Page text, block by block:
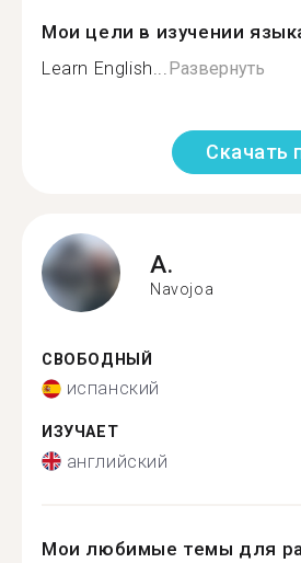
Мои цели в изучении
Learn English... Развернуть
Скачать
A.
Navojoa
СВОБОДНЫЙ
испанский
ИЗУЧАЕТ
английский
Мои любимые темы для